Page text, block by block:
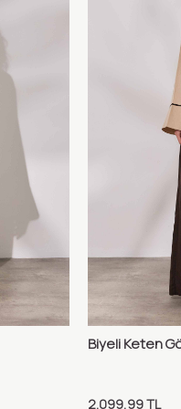
Sepete
Biyeli Keten
2.099,99TL